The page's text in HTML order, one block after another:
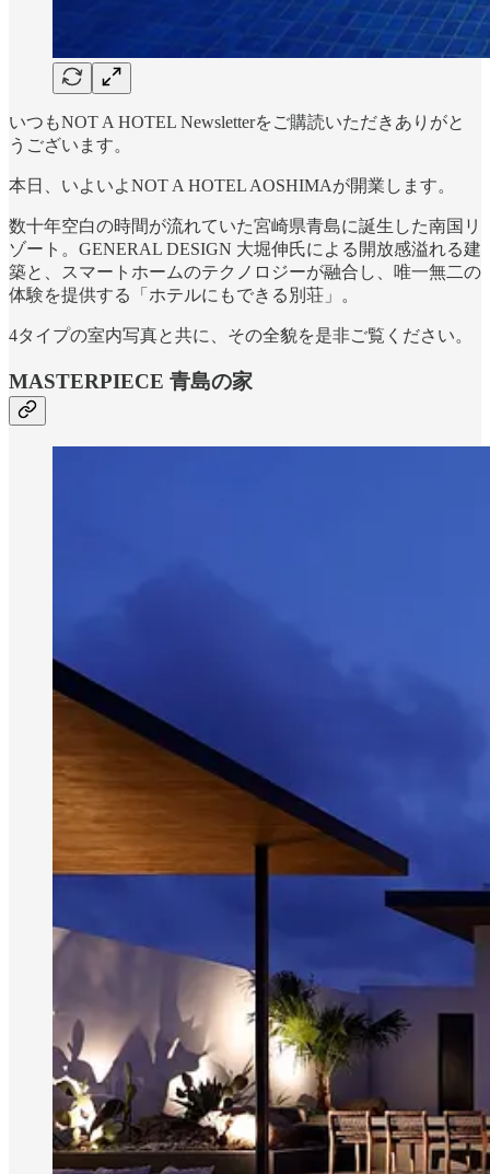
いつもNOT A HOTEL Newsletterをご購読いただきありがと
うございます。
本日、いよいよNOT A HOTEL AOSHIMAが開業します。
数十年空白の時間が流れていた宮崎県青島に誕生した南国リ
ゾート。GENERAL DESIGN 大堀伸氏による開放感溢れる建
築と、スマートホームのテクノロジーが融合し、唯一無二の
体験を提供する「ホテルにもできる別荘」。
4タイプの室内写真と共に、その全貌を是非ご覧ください。
MASTERPIECE 青島の家